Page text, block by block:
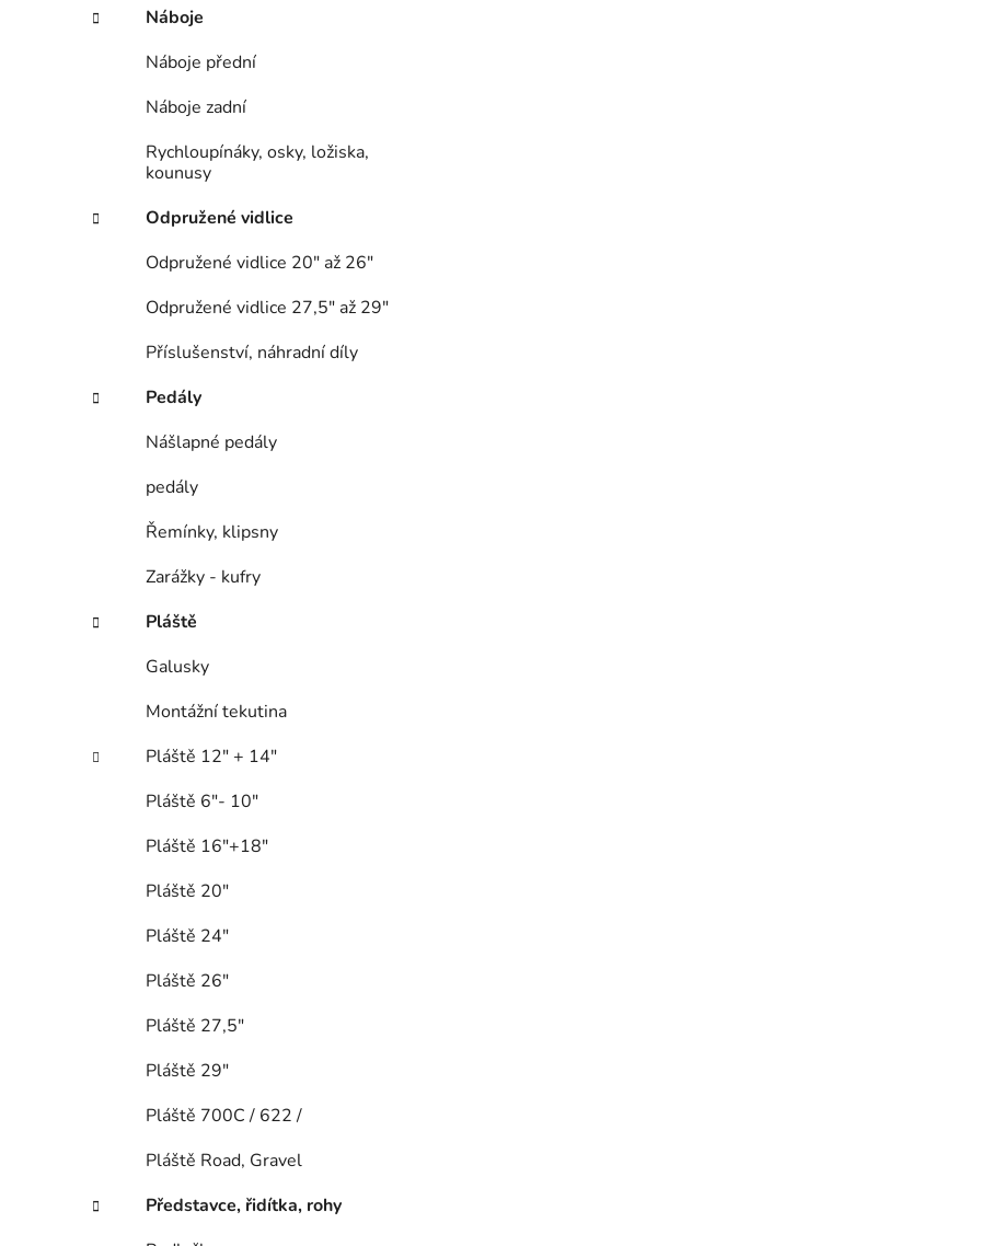
Náboje
Náboje přední
Náboje zadní
Rychloupínáky, osky, ložiska,
kounusy
Odpružené vidlice
Odpružené vidlice 20" až 26"
Odpružené vidlice 27,5" až 29"
Příslušenství, náhradní díly
Pedály
Nášlapné pedály
pedály
Řemínky, klipsny
Zarážky - kufry
Pláště
Galusky
Montážní tekutina
Pláště 12" + 14"
Pláště 6"- 10"
Pláště 16"+18"
Pláště 20"
Pláště 24"
Pláště 26"
Pláště 27,5"
Pláště 29"
Pláště 700C / 622 /
Pláště Road, Gravel
Představce, řidítka, rohy